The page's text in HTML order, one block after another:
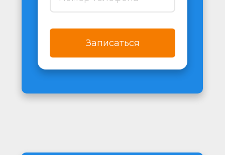
Записаться